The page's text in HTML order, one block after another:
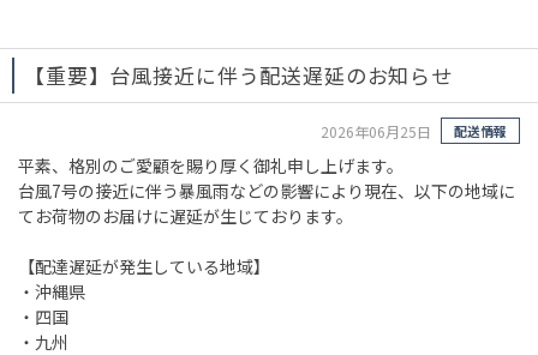
【重要】台風接近に伴う配送遅延のお知らせ
2026年06月25日 配送情報
平素、格別のご愛顧を賜り厚く御礼申し上げます。
台風7号の接近に伴う暴風雨などの影響により現在、以下の地域に
てお荷物のお届けに遅延が生じております。
【配達遅延が発生している地域】
・沖縄県
・四国
・九州